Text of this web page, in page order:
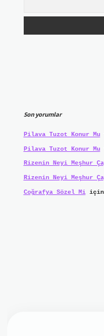
Son yorumlar
Pilava Tuzot Konur Mu
Pilava Tuzot Konur Mu
Rizenin Neyi Meşhur
Rizenin Neyi Meşhur
Coğrafya Sözel Miiçin